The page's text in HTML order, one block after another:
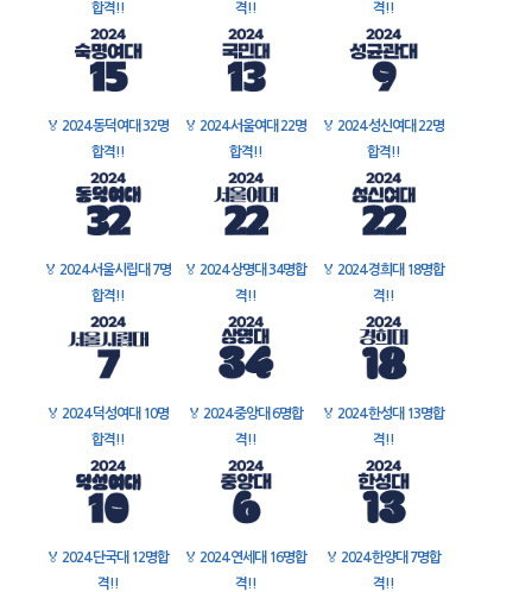
합격!!
격!!
격!!
🏅 2024 동덕여대 32명
합격!!
🏅 2024 서울여대 22명
합격!!
🏅 2024 성신여대 22명
합격!!
🏅 2024 서울시립대 7명
합격!!
🏅 2024 상명대 34명합
격!!
🏅 2024 경희대 18명합
격!!
🏅 2024 덕성여대 10명
합격!!
🏅 2024 중앙대 6명합
격!!
🏅 2024 한성대 13명합
격!!
🏅 2024 단국대 12명합
격!!
🏅 2024 연세대 16명합
격!!
🏅 2024 한양대 7명합
격!!